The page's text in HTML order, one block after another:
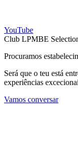
YouTube
Club LPMBE
Procuramos
Será que o teu está
experiências
Vamos conversar